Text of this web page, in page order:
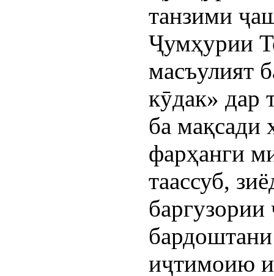
танзими
Ҷумҳурии
масъулият
кӯдак» дар
ба мақсади
фарҳанги
таассуб,
иҷтимоию